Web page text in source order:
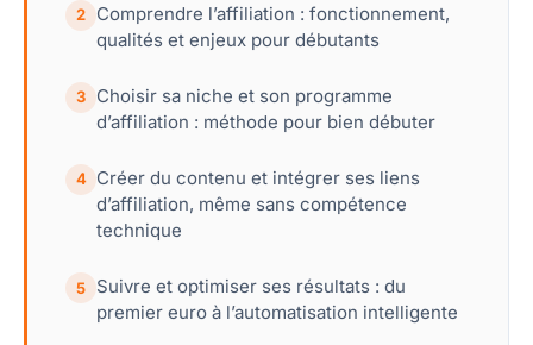
2
Comprendre l’affiliation : fonctionnement,
qualités et enjeux pour débutants
3
Choisir sa niche et son programme
d’affiliation : méthode pour bien débuter
4 Créer du contenu et intégrer ses liens
d’affiliation, même sans compétence
technique
5
Suivre et optimiser ses résultats : du
premier euro à l’automatisation intelligente